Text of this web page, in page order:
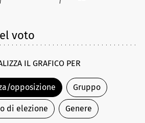
voto
IL GRAFICO PER
opposizione Gruppo
di elezione Genere